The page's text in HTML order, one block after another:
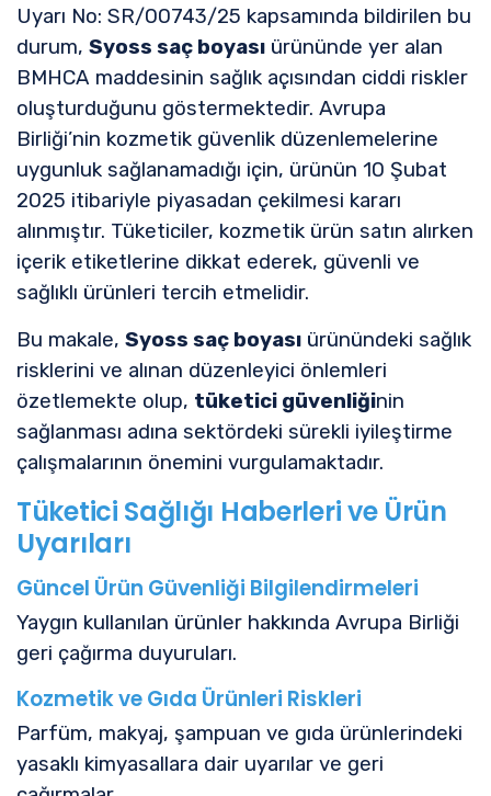
Uyarı No: SR/00743/25 kapsamında bildirilen bu
durum, Syoss saç boyası ürününde yer alan
BMHCA maddesinin sağlık açısından ciddi riskler
oluşturduğunu göstermektedir. Avrupa
Birliği’nin kozmetik güvenlik düzenlemelerine
uygunluk sağlanamadığı için, ürünün 10 Şubat
2025 itibariyle piyasadan çekilmesi kararı
alınmıştır. Tüketiciler, kozmetik ürün satın alırken
içerik etiketlerine dikkat ederek, güvenli ve
sağlıklı ürünleri tercih etmelidir.
Bu makale, Syoss saç boyası ürünündeki sağlık
risklerini ve alınan düzenleyici önlemleri
özetlemekte olup, tüketici güvenliğinin
sağlanması adına sektördeki sürekli iyileştirme
çalışmalarının önemini vurgulamaktadır.
Tüketici Sağlığı Haberleri ve Ürün
Uyarıları
Güncel Ürün Güvenliği Bilgilendirmeleri
Yaygın kullanılan ürünler hakkında Avrupa Birliği
geri çağırma duyuruları.
Kozmetik ve Gıda Ürünleri Riskleri
Parfüm, makyaj, şampuan ve gıda ürünlerindeki
yasaklı kimyasallara dair uyarılar ve geri